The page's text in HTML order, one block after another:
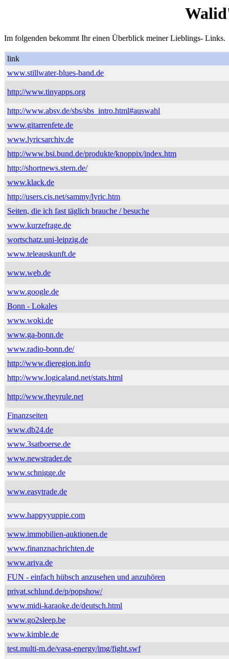
Im folgenden bekommt Ihr einen Überblick meiner Lieblings- Links.
link
www.stillwater-blues-band.de
http://www.tinyapps.org
http://www.absv.de/sbs/sbs_intro.html#auswahl
www.gitarrenfete.de
www.lyricsarchiv.de
http://www.bsi.bund.de/produkte/knoppix/index.htm
http://shortnews.stern.de/
www.klack.de
http://users.cis.net/sammy/lyric.htm
Seiten, die ich fast täglich brauche / besuche
www.kurzefrage.de
wortschatz.uni-leipzig.de
www.teleauskunft.de
www.web.de
www.google.de
Bonn - Lokales
www.woki.de
www.ga-bonn.de
www.radio-bonn.de/
http://www.dieregion.info
http://www.logicaland.net/stats.html
http://www.theyrule.net
Finanzseiten
www.db24.de
www.3satboerse.de
www.newstrader.de
www.schnigge.de
www.easytrade.de
www.happyyuppie.com
www.immobilien-auktionen.de
www.finanznachrichten.de
www.ariva.de
FUN - einfach hübsch anzusehen und anzuhören
privat.schlund.de/p/popshow/
www.midi-karaoke.de/deutsch.html
www.go2sleep.be
www.kimble.de
test.multi-m.de/vasa-energy/img/fight.swf